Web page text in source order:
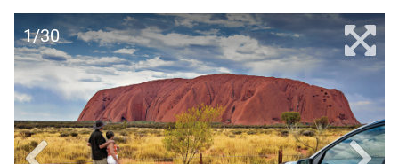
1/30